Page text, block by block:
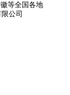
等全国各地
公司